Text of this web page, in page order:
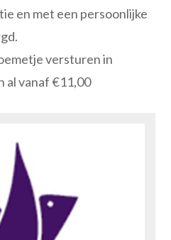
en met een persoonlijke
versturen in
al vanaf €11,00